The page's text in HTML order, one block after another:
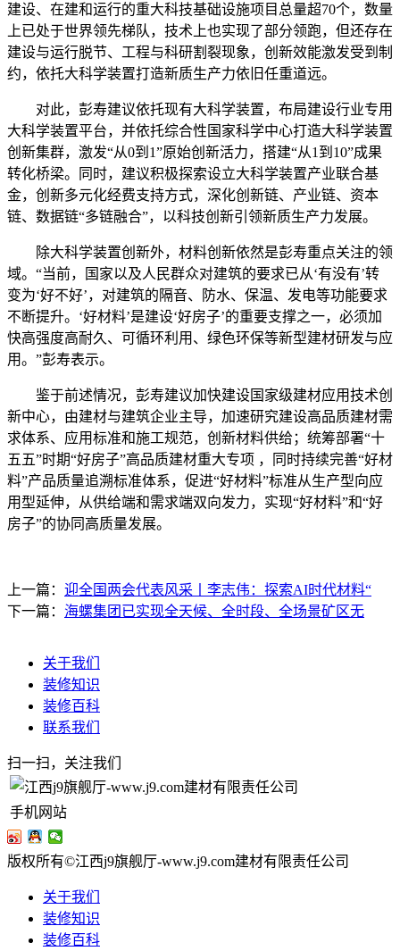
建设、在建和运行的重大科技基础设施项目总量超70个，数量
上已处于世界领先梯队，技术上也实现了部分领跑，但还存在
建设与运行脱节、工程与科研割裂现象，创新效能激发受到制
约，依托大科学装置打造新质生产力依旧任重道远。
对此，彭寿建议依托现有大科学装置，布局建设行业专用
大科学装置平台，并依托综合性国家科学中心打造大科学装置
创新集群，激发“从0到1”原始创新活力，搭建“从1到10”成果
转化桥梁。同时，建议积极探索设立大科学装置产业联合基
金，创新多元化经费支持方式，深化创新链、产业链、资本
链、数据链“多链融合”，以科技创新引领新质生产力发展。
除大科学装置创新外，材料创新依然是彭寿重点关注的领
域。“当前，国家以及人民群众对建筑的要求已从‘有没有’转
变为‘好不好’，对建筑的隔音、防水、保温、发电等功能要求
不断提升。‘好材料’是建设‘好房子’的重要支撑之一，必须加
快高强度高耐久、可循环利用、绿色环保等新型建材研发与应
用。”彭寿表示。
鉴于前述情况，彭寿建议加快建设国家级建材应用技术创
新中心，由建材与建筑企业主导，加速研究建设高品质建材需
求体系、应用标准和施工规范，创新材料供给；统筹部署“十
五五”时期“好房子”高品质建材重大专项 ，同时持续完善“好材
料”产品质量追溯标准体系，促进“好材料”标准从生产型向应
用型延伸，从供给端和需求端双向发力，实现“好材料”和“好
房子”的协同高质量发展。
上一篇： 迎全国两会代表风采丨李志伟：探索AI时代材料“
下一篇： 海螺集团已实现全天候、全时段、全场景矿区无
关于我们
装修知识
装修百科
联系我们
扫一扫，关注我们
手机网站
版权所有©江西j9旗舰厅-www.j9.com建材有限责任公司
关于我们
装修知识
装修百科